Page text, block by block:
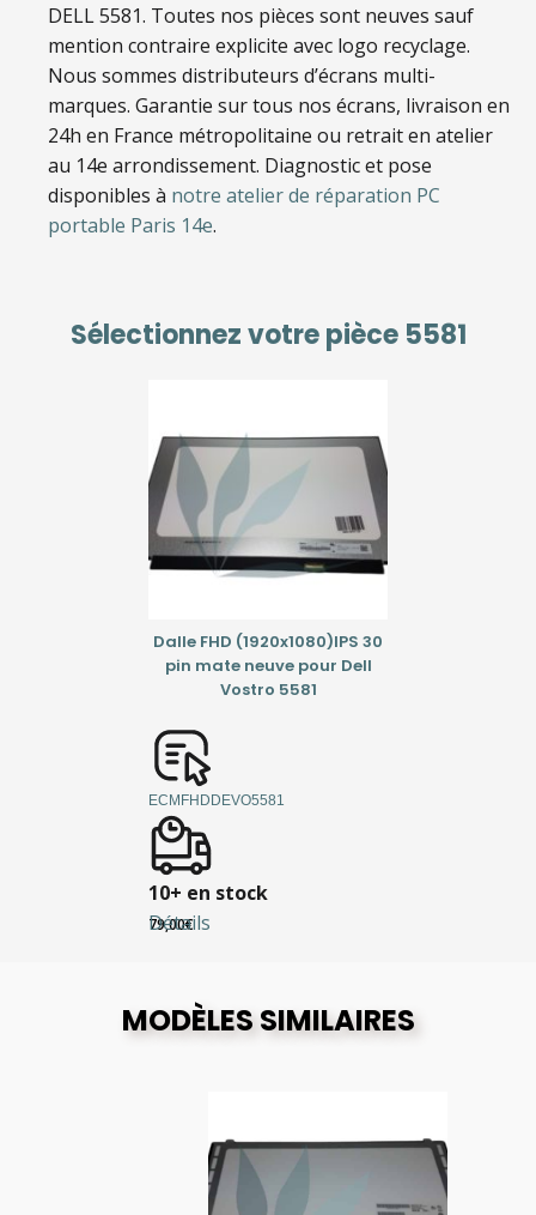
DELL 5581. Toutes nos pièces sont neuves sauf
mention contraire explicite avec logo recyclage.
Nous sommes distributeurs d’écrans multi-
marques. Garantie sur tous nos écrans, livraison en
24h en France métropolitaine ou retrait en atelier
au 14e arrondissement. Diagnostic et pose
disponibles à notre atelier de réparation PC
portable Paris 14e.
Sélectionnez votre pièce 5581
Détails
Dalle FHD (1920x1080)IPS 30
pin mate neuve pour Dell
Vostro 5581
ECMFHDDEVO5581
10+ en stock
79,00€
MODÈLES SIMILAIRES